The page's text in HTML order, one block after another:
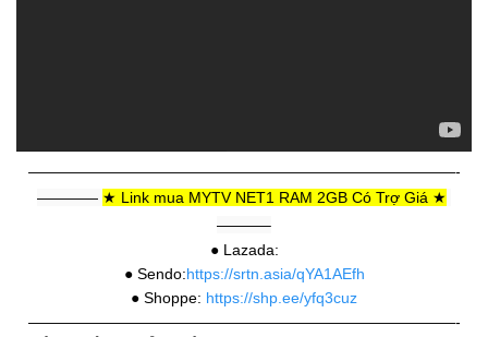
————————————————————————————-
———— ★ Link mua MYTV NET1 RAM 2GB Có Trợ Giá ★
———–
● Lazada:
● Sendo:https://srtn.asia/qYA1AEfh
● Shoppe: https://shp.ee/yfq3cuz
————————————————————————————-